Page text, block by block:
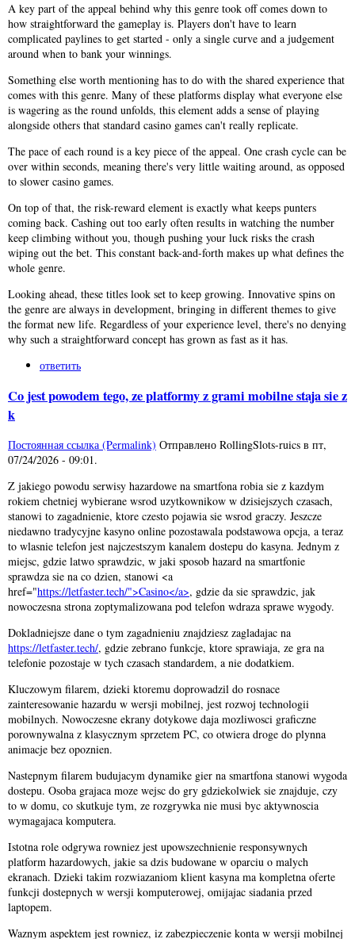
A key part of the appeal behind why this genre took off comes down to
how straightforward the gameplay is. Players don't have to learn
complicated paylines to get started - only a single curve and a judgement
around when to bank your winnings.
Something else worth mentioning has to do with the shared experience that
comes with this genre. Many of these platforms display what everyone else
is wagering as the round unfolds, this element adds a sense of playing
alongside others that standard casino games can't really replicate.
The pace of each round is a key piece of the appeal. One crash cycle can be
over within seconds, meaning there's very little waiting around, as opposed
to slower casino games.
On top of that, the risk-reward element is exactly what keeps punters
coming back. Cashing out too early often results in watching the number
keep climbing without you, though pushing your luck risks the crash
wiping out the bet. This constant back-and-forth makes up what defines the
whole genre.
Looking ahead, these titles look set to keep growing. Innovative spins on
the genre are always in development, bringing in different themes to give
the format new life. Regardless of your experience level, there's no denying
why such a straightforward concept has grown as fast as it has.
ответить
Co jest powodem tego, ze platformy z grami mobilne staja sie z
k
Постоянная ссылка (Permalink) Отправлено RollingSlots-ruics в пт,
07/24/2026 - 09:01.
Z jakiego powodu serwisy hazardowe na smartfona robia sie z kazdym
rokiem chetniej wybierane wsrod uzytkownikow w dzisiejszych czasach,
stanowi to zagadnienie, ktore czesto pojawia sie wsrod graczy. Jeszcze
niedawno tradycyjne kasyno online pozostawala podstawowa opcja, a teraz
to wlasnie telefon jest najczestszym kanalem dostepu do kasyna. Jednym z
miejsc, gdzie latwo sprawdzic, w jaki sposob hazard na smartfonie
sprawdza sie na co dzien, stanowi <a
href="https://letfaster.tech/">Casino</a>, gdzie da sie sprawdzic, jak
nowoczesna strona zoptymalizowana pod telefon wdraza sprawe wygody.
Dokladniejsze dane o tym zagadnieniu znajdziesz zagladajac na
https://letfaster.tech/, gdzie zebrano funkcje, ktore sprawiaja, ze gra na
telefonie pozostaje w tych czasach standardem, a nie dodatkiem.
Kluczowym filarem, dzieki ktoremu doprowadzil do rosnace
zainteresowanie hazardu w wersji mobilnej, jest rozwoj technologii
mobilnych. Nowoczesne ekrany dotykowe daja mozliwosci graficzne
porownywalna z klasycznym sprzetem PC, co otwiera droge do plynna
animacje bez opoznien.
Nastepnym filarem budujacym dynamike gier na smartfona stanowi wygoda
dostepu. Osoba grajaca moze wejsc do gry gdziekolwiek sie znajduje, czy
to w domu, co skutkuje tym, ze rozgrywka nie musi byc aktywnoscia
wymagajaca komputera.
Istotna role odgrywa rowniez jest upowszechnienie responsywnych
platform hazardowych, jakie sa dzis budowane w oparciu o malych
ekranach. Dzieki takim rozwiazaniom klient kasyna ma kompletna oferte
funkcji dostepnych w wersji komputerowej, omijajac siadania przed
laptopem.
Waznym aspektem jest rowniez, iz zabezpieczenie konta w wersji mobilnej